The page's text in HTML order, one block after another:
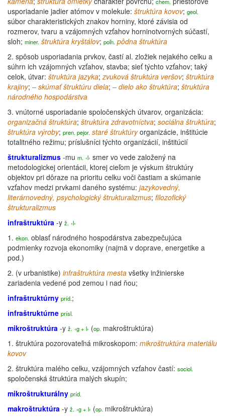
usporiadanie jadier atómov v molekule: štruktúra kovov; geol.
súbor charakteristických znakov horniny, ktoré závisia od
rozmerov, tvaru a vzájomných vzťahov horninotvorných súčastí,
sloh; miner. štruktúra kryštálov; poľn. pôdna štruktúra
2. spôsob usporiadania prvkov, častí al. zložiek nejakého celku a
súhrn ich vzájomných vzťahov, stavba; sieť týchto vzťahov; taký
celok, útvar: štruktúra jazyka;zvuková štruktúra veršov; štruktúra
krajiny; – skúmať štruktúru diela; – dielo ako štruktúra; štruktúra
národného hospodárstva
3. vnútorné usporiadanie spoločenských útvarov, organizácia:
organizačná štruktúra; štruktúra zdravotníctva; sociálna štruktúra;
štruktúra výroby; pren. pejor. staré štruktúryorganizácie, inštitúcie
totalitného režimu; príslušníci týchto organizácií, inštitúcií
štrukturalizmus -mu m. ‹l› smer vo vede založený na
metodologickej orientácii, ktorej cieľom je výskum štruktúry
objektov pri dôraze na prioritu celku voči častiam a skúmanie
vzťahov medzi prvkami daného systému: jazykovedný,
literárnovedný, psychologický štrukturalizmus; filozofický
štrukturalizmus
infraštruktúra -y ž. ‹l›
1. ekon. oblasť národného hospodárstva zabezpečujúca
podmienky rozvoja ekonomiky (najmä v doprave, energetike a
pod.)
2. (v urbanistike) infraštruktúra mesta všetky inžinierske
zariadenia vedené pod zemou i nad ňou;
infraštruktúrny príd.;
infraštruktúrne prísl.
mikroštruktúra -y ž. ‹g + l› (op. makroštruktúra)
1. štruktúra pozorovateľná mikroskopom: mikroštruktúra materiálu
kovov
2. štruktúra malého celku, vzájomných vzťahov častí: sociol.
spoločenská štruktúra malých skupín;
mikroštrukturálny príd.
makroštruktúra -y ž. ‹g + l› (op. mikroštruktúra)